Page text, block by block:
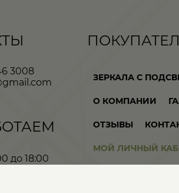
3008
до 18:00
ЗЕРКАЛА С
О КОМПАНИИ
ОТЗЫВЫ
МОЙ ЛИЧНЫЙ